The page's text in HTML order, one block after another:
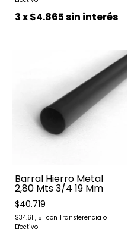
3x$4.865sin interés
Barral Hierro Metal
2,80 Mts 3/4 19 Mm
$40.719
$34.611,15